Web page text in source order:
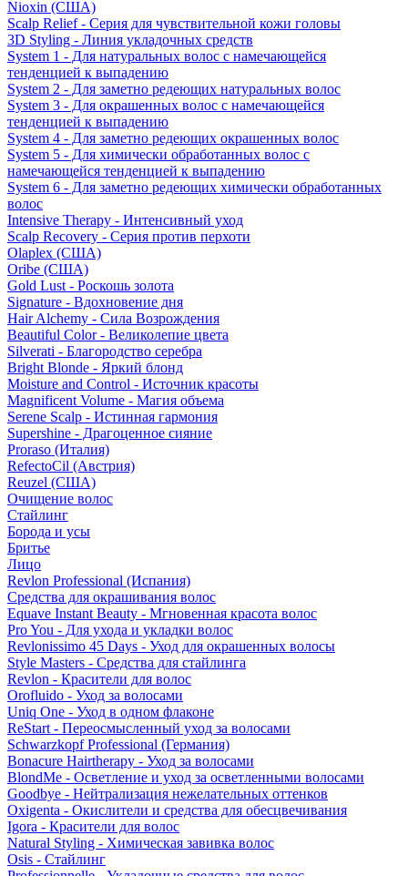
Nioxin (США)
Scalp Relief - Серия для чувствительной кожи головы
3D Styling - Линия укладочных средств
System 1 - Для натуральных волос с намечающейся
тенденцией к выпадению
System 2 - Для заметно редеющих натуральных волос
System 3 - Для окрашенных волос с намечающейся
тенденцией к выпадению
System 4 - Для заметно редеющих окрашенных волос
System 5 - Для химически обработанных волос с
намечающейся тенденцией к выпадению
System 6 - Для заметно редеющих химически обработанных
волос
Intensive Therapy - Интенсивный уход
Scalp Recovery - Серия против перхоти
Olaplex (США)
Oribe (США)
Gold Lust - Роскошь золота
Signature - Вдохновение дня
Hair Alchemy - Сила Возрождения
Beautiful Color - Великолепие цвета
Silverati - Благородство серебра
Bright Blonde - Яркий блонд
Moisture and Control - Источник красоты
Magnificent Volume - Магия объема
Serene Scalp - Истинная гармония
Supershine - Драгоценное сияние
Proraso (Италия)
RefectoCil (Австрия)
Reuzel (США)
Очищение волос
Стайлинг
Борода и усы
Бритье
Лицо
Revlon Professional (Испания)
Средства для окрашивания волос
Equave Instant Beauty - Мгновенная красота волос
Pro You - Для ухода и укладки волос
Revlonissimo 45 Days - Уход для окрашенных волосы
Style Masters - Средства для стайлинга
Revlon - Красители для волос
Orofluido - Уход за волосами
Uniq One - Уход в одном флаконе
ReStart - Переосмысленный уход за волосами
Schwarzkopf Professional (Германия)
Bonacure Hairtherapy - Уход за волосами
BlondMe - Осветление и уход за осветленными волосами
Goodbye - Нейтрализация нежелательных оттенков
Oxigenta - Окислители и средства для обесцвечивания
Igora - Красители для волос
Natural Styling - Химическая завивка волос
Osis - Стайлинг